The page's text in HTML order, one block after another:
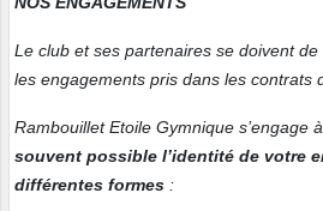
Le club et ses partenaires se doivent
les engagements pris dans les contrats
Rambouillet Etoile Gymnique s’engage à
souvent possible l’identité de votre
différentes formes :